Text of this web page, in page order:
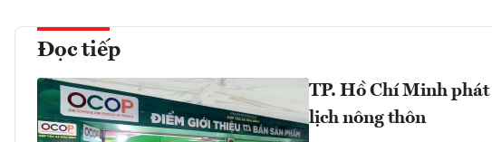
Đọc tiếp
TP. Hồ Chí Minh
lịch nông thôn